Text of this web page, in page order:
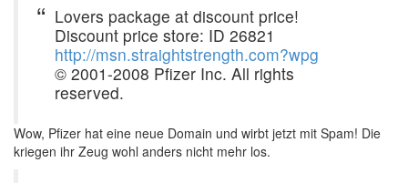
Lovers package at discount price!
Discount price store: ID 26821
http://msn.straightstrength.com?wpg
© 2001-2008 Pfizer Inc. All rights
reserved.
Wow, Pfizer hat eine neue Domain und wirbt jetzt mit Spam! Die
kriegen ihr Zeug wohl anders nicht mehr los.